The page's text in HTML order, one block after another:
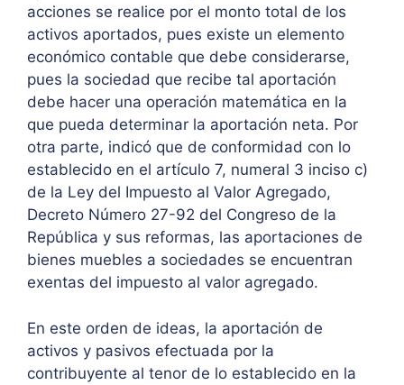
acciones se realice por el monto total de los
activos aportados, pues existe un elemento
económico contable que debe considerarse,
pues la sociedad que recibe tal aportación
debe hacer una operación matemática en la
que pueda determinar la aportación neta. Por
otra parte, indicó que de conformidad con lo
establecido en el artículo 7, numeral 3 inciso c)
de la Ley del Impuesto al Valor Agregado,
Decreto Número 27-92 del Congreso de la
República y sus reformas, las aportaciones de
bienes muebles a sociedades se encuentran
exentas del impuesto al valor agregado.
En este orden de ideas, la aportación de
activos y pasivos efectuada por la
contribuyente al tenor de lo establecido en la